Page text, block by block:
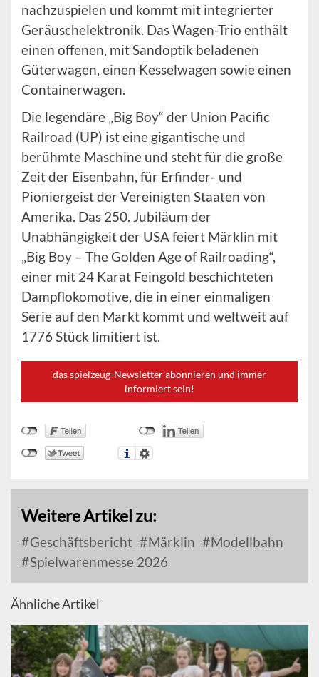
nachzuspielen und kommt mit integrierter
Geräuschelektronik. Das Wagen-Trio enthält
einen offenen, mit Sandoptik beladenen
Güterwagen, einen Kesselwagen sowie einen
Containerwagen.
Die legendäre „Big Boy“ der Union Pacific
Railroad (UP) ist eine gigantische und
berühmte Maschine und steht für die große
Zeit der Eisenbahn, für Erfinder- und
Pioniergeist der Vereinigten Staaten von
Amerika. Das 250. Jubiläum der
Unabhängigkeit der USA feiert Märklin mit
„Big Boy – The Golden Age of Railroading“,
einer mit 24 Karat Feingold beschichteten
Dampflokomotive, die in einer einmaligen
Serie auf den Markt kommt und weltweit auf
1776 Stück limitiert ist.
das spielzeug-Newsletter abonnieren und immer
informiert sein!
Weitere Artikel zu:
Geschäftsbericht Märklin
Modellbahn
Spielwarenmesse 2026
Ähnliche Artikel